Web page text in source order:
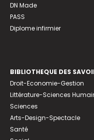
DN Made
PASS
Diplome infirmier
BIBLIOTHEQUE DES
Droit-Economie-Gestion
Littérature-Sciences
Sciences
Arts-Design-Spectacle
Santé